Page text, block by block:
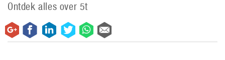
Ontdek alles over 5t